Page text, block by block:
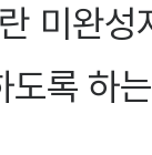
미완
도록 하